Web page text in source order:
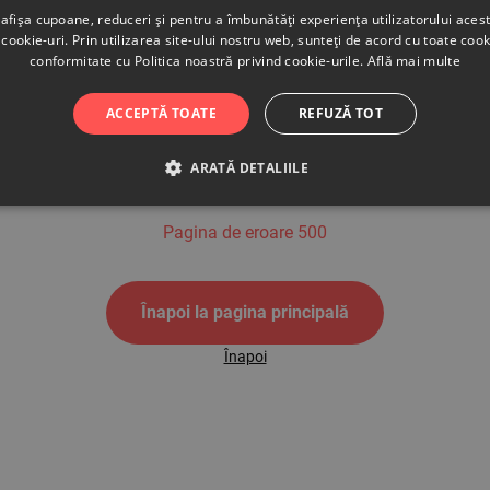
500
Pagina de eroare 500
Înapoi la pagina principală
Înapoi
cupoane, reduceri și pentru a îmbunătăți experiența utilizatorului
uri. Prin utilizarea site-ului nostru web, sunteți de acord cu toate
conformitate cu Politica noastră privind cookie-urile. Află mai multe
ACCEPTĂ TOATE REFUZĂ TOT
ARATĂ DETALIILE